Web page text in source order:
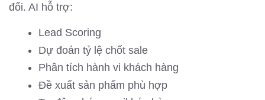
đổi. AI hỗ trợ:
Lead Scoring
Dự đoán tỷ lệ chốt sale
Phân tích hành vi khách hàng
Đề xuất sản phẩm phù hợp